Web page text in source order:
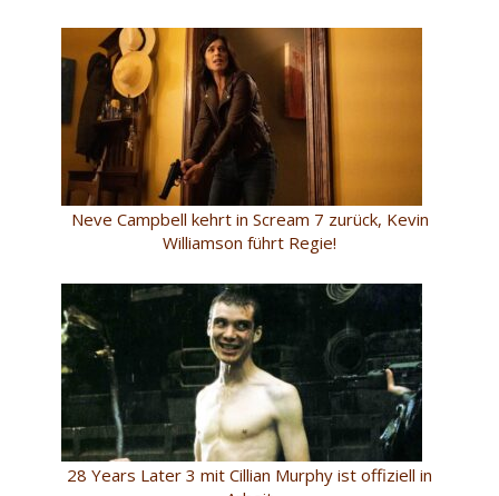
Neve Campbell kehrt in Scream 7 zurück, Kevin
Williamson führt Regie!
28 Years Later 3 mit Cillian Murphy ist offiziell in